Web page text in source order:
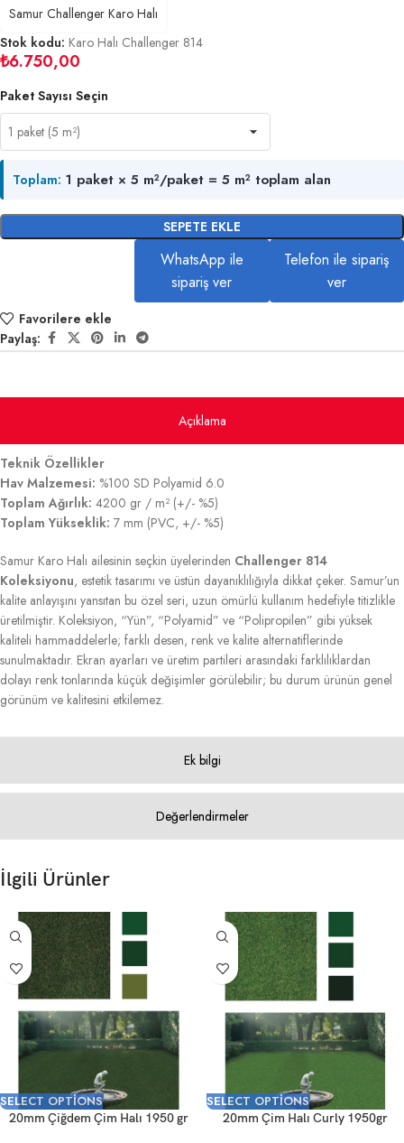
Samur Challenger Karo Halı
Stok kodu: Karo Halı Challenger 814
₺6.750,00
Paket Sayısı Seçin
Toplam: 1 paket × 5 m²/paket = 5 m² toplam alan
SEPETE EKLE
WhatsApp ile
sipariş ver
Telefon ile sipariş
ver
Favorilere ekle
Paylaş:
Açıklama
Ek bilgi
Değerlendirmeler
Teknik Özellikler
Hav Malzemesi: %100 SD Polyamid 6.0
Toplam Ağırlık: 4200 gr / m² (+/- %5)
Toplam Yükseklik: 7 mm (PVC, +/- %5)
Samur Karo Halı ailesinin seçkin üyelerinden Challenger 814
Koleksiyonu, estetik tasarımı ve üstün dayanıklılığıyla dikkat çeker. Samur’un
kalite anlayışını yansıtan bu özel seri, uzun ömürlü kullanım hedefiyle titizlikle
üretilmiştir. Koleksiyon, “Yün”, “Polyamid” ve “Polipropilen” gibi yüksek
kaliteli hammaddelerle; farklı desen, renk ve kalite alternatiflerinde
sunulmaktadır. Ekran ayarları ve üretim partileri arasındaki farklılıklardan
dolayı renk tonlarında küçük değişimler görülebilir; bu durum ürünün genel
görünüm ve kalitesini etkilemez.
İlgili Ürünler
SELECT OPTIONS
20mm Çiğdem Çim Halı 1950 gr
SELECT OPTIONS
20mm Çim Halı Curly 1950gr